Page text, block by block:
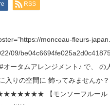
RSS
monceau-fleurs-
09/